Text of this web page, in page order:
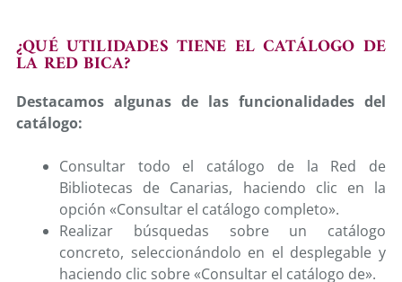
¿QUÉ UTILIDADES TIENE EL CATÁLOGO DE
LA RED BICA?
Destacamos algunas de las funcionalidades del
catálogo:
Consultar todo el catálogo de la Red de
Bibliotecas de Canarias, haciendo clic en la
opción «Consultar el catálogo completo».
Realizar búsquedas sobre un catálogo
concreto, seleccionándolo en el desplegable y
haciendo clic sobre «Consultar el catálogo de».